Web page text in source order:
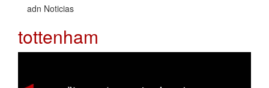
adn Noticias
tottenham